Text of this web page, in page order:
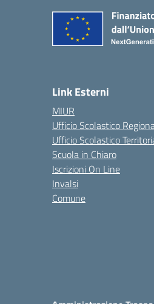
Link Esterni
MIUR
Ufficio Scolastico
Ufficio Scolastico
Scuola in Chiaro
Iscrizioni On Line
Invalsi
Comune